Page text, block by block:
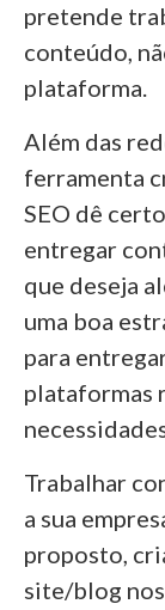
pretende
conteúdo,
plataforma.
Além das
ferramenta
SEO dê
entregar
que deseja
uma boa
para
plataformas
Trabalhar
a sua
proposto,
site/blog